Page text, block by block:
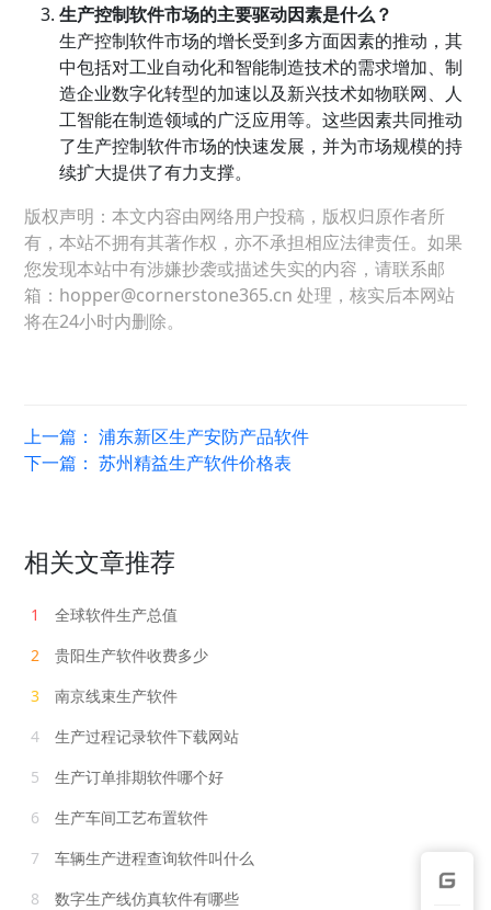
生产控制软件市场的主要驱动因素是什么？
生产控制软件市场的增长受到多方面因素的推动，其
中包括对工业自动化和智能制造技术的需求增加、制
造企业数字化转型的加速以及新兴技术如物联网、人
工智能在制造领域的广泛应用等。这些因素共同推动
了生产控制软件市场的快速发展，并为市场规模的持
续扩大提供了有力支撑。
版权声明：本文内容由网络用户投稿，版权归原作者所
有，本站不拥有其著作权，亦不承担相应法律责任。如果
您发现本站中有涉嫌抄袭或描述失实的内容，请联系邮
箱：hopper@cornerstone365.cn 处理，核实后本网站
将在24小时内删除。
上一篇：浦东新区生产安防产品软件
下一篇：苏州精益生产软件价格表
相关文章推荐
1
全球软件生产总值
2
贵阳生产软件收费多少
3
南京线束生产软件
4
生产过程记录软件下载网站
5
生产订单排期软件哪个好
6
生产车间工艺布置软件
7
车辆生产进程查询软件叫什么
8
数字生产线仿真软件有哪些